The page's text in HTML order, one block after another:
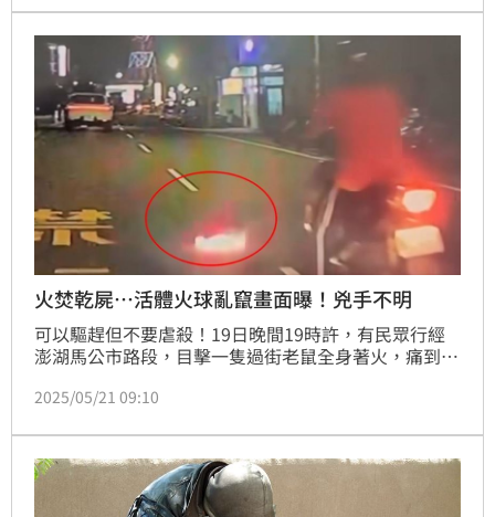
火焚乾屍…活體火球亂竄畫面曝！兇手不明
可以驅趕但不要虐殺！19日晚間19時許，有民眾行經
澎湖馬公市路段，目擊一隻過街老鼠全身著火，痛到在
被活活燒死；有民眾說老鼠是從一旁餐廳竄出，有2人
2025/05/21 09:10